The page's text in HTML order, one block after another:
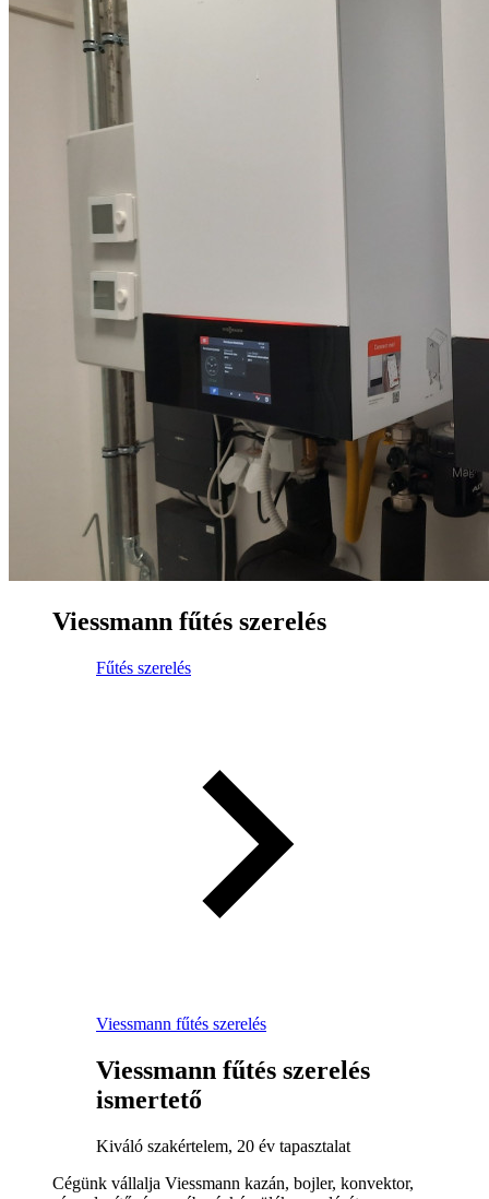
Viessmann fűtés szerelés
Fűtés szerelés
Viessmann fűtés szerelés
Viessmann fűtés szerelés
ismertető
Kiváló szakértelem, 20 év tapasztalat
Cégünk vállalja Viessmann kazán, bojler, konvektor,